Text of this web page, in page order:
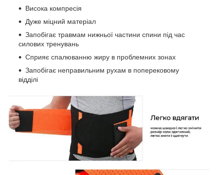
Висока компресія
Дуже міцний матеріал
Запобігає травмам нижньої частини спини під час
силових тренувань
Сприяє спалюванню жиру в проблемних зонах
Запобігає неправильним рухам в поперековому
відділі